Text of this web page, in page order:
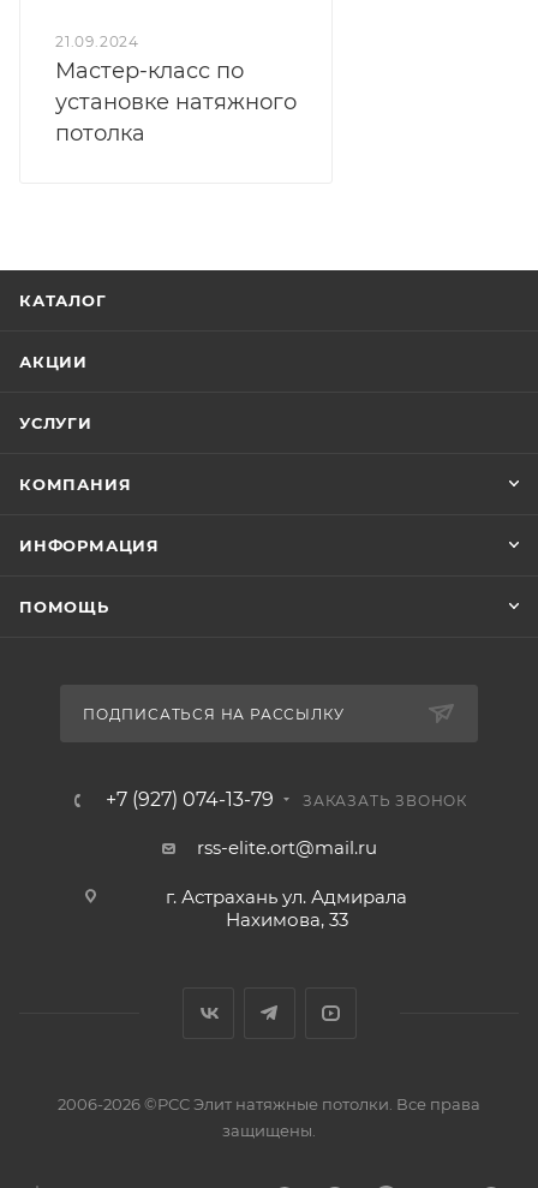
21.09.2024
Мастер-класс по
установке натяжного
потолка
КАТАЛОГ
АКЦИИ
УСЛУГИ
КОМПАНИЯ
ИНФОРМАЦИЯ
ПОМОЩЬ
ПОДПИСАТЬСЯ НА РАССЫЛКУ
+7 (927) 074-13-79 ЗАКАЗАТЬ ЗВОНОК
rss-elite.ort@mail.ru
г. Астрахань ул. Адмирала
Нахимова, 33
2006-2026 ©РСС Элит натяжные потолки. Все права
защищены.